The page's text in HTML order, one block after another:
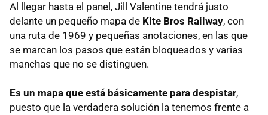
Al llegar hasta el panel, Jill Valentine tendrá justo
delante un pequeño mapa de Kite Bros Railway, con
una ruta de 1969 y pequeñas anotaciones, en las que
se marcan los pasos que están bloqueados y varias
manchas que no se distinguen.
Es un mapa que está básicamente para despistar,
puesto que la verdadera solución la tenemos frente a